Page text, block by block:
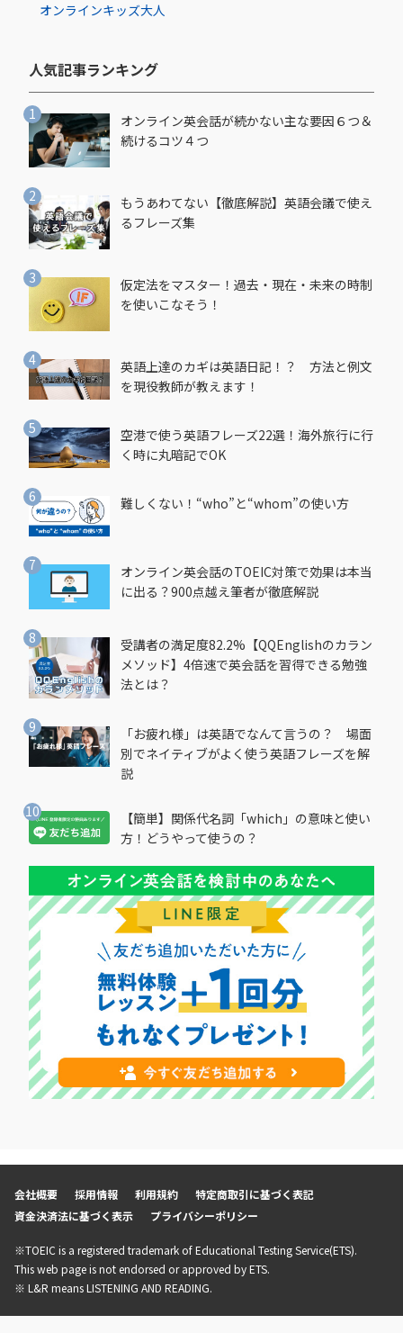
オンラインキッズ大人
人気記事ランキング​
オンライン英会話が続かない主な要因６つ＆
続けるコツ４つ
もうあわてない【徹底解説】英語会議で使え
るフレーズ集
仮定法をマスター！過去・現在・未来の時制
を使いこなそう！
英語上達のカギは英語日記！？ 方法と例文
を現役教師が教えます！
空港で使う英語フレーズ22選！海外旅行に行
く時に丸暗記でOK
難しくない！“who”と“whom”の使い方
オンライン英会話のTOEIC対策で効果は本当
に出る？900点越え筆者が徹底解説
受講者の満足度82.2%【QQEnglishのカラン
メソッド】4倍速で英会話を習得できる勉強
法とは？
「お疲れ様」は英語でなんて言うの？ 場面
別でネイティブがよく使う英語フレーズを解
説
【簡単】関係代名詞「which」の意味と使い
方！どうやって使うの？
会社概要 採用情報 利用規約
特定商取引に基づく表記
資金決済法に基づく表示
プライバシーポリシー
※TOEIC is a registered trademark of Educational Testing Service(ETS).
This web page is not endorsed or approved by ETS.
※ L&R means LISTENING AND READING.